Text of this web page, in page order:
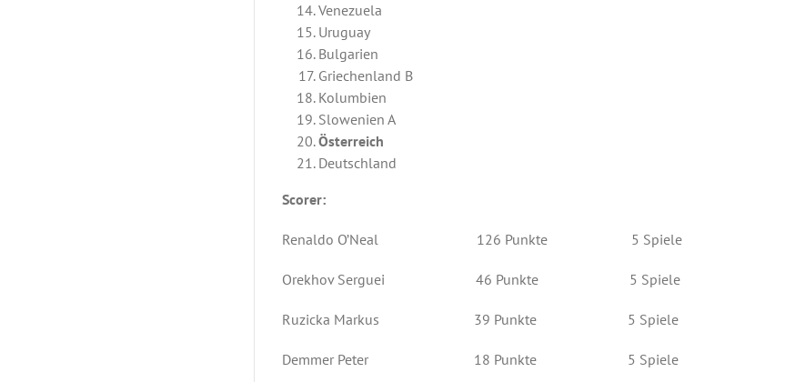
Venezuela
Uruguay
Bulgarien
Griechenland B
Kolumbien
Slowenien A
Österreich
Deutschland
Scorer:
Renaldo O’Neal 126 Punkte 5 Spiele
Orekhov Serguei 46 Punkte 5 Spiele
Ruzicka Markus 39 Punkte 5 Spiele
Demmer Peter 18 Punkte 5 Spiele